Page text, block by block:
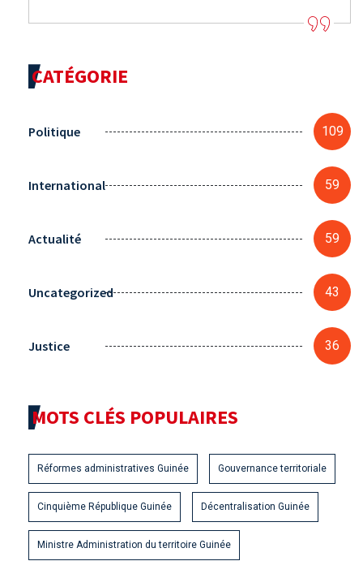
CATÉGORIE
Politique 109
International 59
Actualité 59
Uncategorized 43
Justice 36
MOTS CLÉS POPULAIRES
Réformes administratives Guinée Gouvernance territoriale
Cinquième République Guinée Décentralisation Guinée
Ministre Administration du territoire Guinée